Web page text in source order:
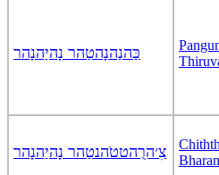
כַּהנַהנָהטַהר נָהיַהנָהר
צִ׳הרֻהטטֹהנטַהר נָהיַהנָהר